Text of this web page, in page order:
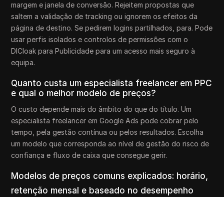
margem e janela de conversão. Rejeitem propostas que
saltem a validação de tracking ou ignorem os efeitos da
página de destino. Se pedirem logins partilhados, para. Pode
usar perfis isolados e controlos de permissões com o
DICloak para Publicidade para um acesso mais seguro à
equipa.
Quanto custa um especialista freelancer em PPC
e qual o melhor modelo de preços?
O custo depende mais do âmbito do que do título. Um
especialista freelancer em Google Ads pode cobrar pelo
tempo, pela gestão contínua ou pelos resultados. Escolha
um modelo que corresponda ao nível de gestão do risco de
confiança e fluxo de caixa que consegue gerir.
Modelos de preços comuns explicados: horário,
retenção mensal e baseado no desempenho